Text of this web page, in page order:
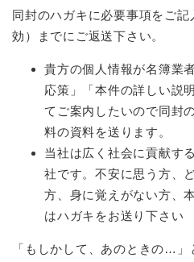
同封のハガキに必要事項をご
効）までにご返送下さい。
貴方の個人情報が名簿業
応策」「本件の詳しい説
てご案内したいので同封
料の資料を送ります。
当社は広く社会に貢献す
社です。不安に思う方、
方、身に覚えがない方、
はハガキをお送り下さい
「もしかして、あのときの…」